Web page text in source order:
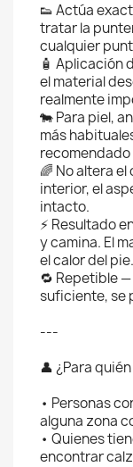
👟 Actúa
tratar la
cualquier
🧴 Aplicación
el material
realmente
🐄 Para piel,
más
🌈 No altera
interior, el
intacto.
⚡ Resultado
y camina. El
el calor del pie.
🔁 Repetible
suficiente, se
---
👤 ¿Para
• Personas
alguna zona
• Quienes
encontrar